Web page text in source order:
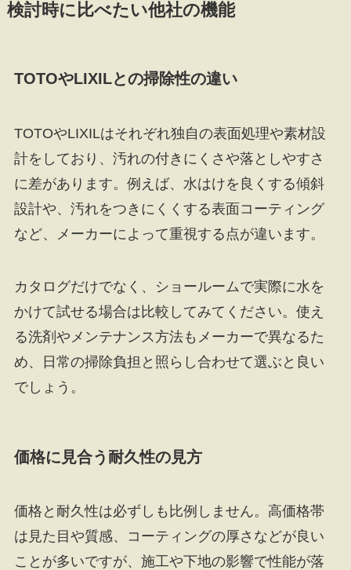
検討時に比べたい他社の機能
TOTOやLIXILとの掃除性の違い
TOTOやLIXILはそれぞれ独自の表面処理や素材設
計をしており、汚れの付きにくさや落としやすさ
に差があります。例えば、水はけを良くする傾斜
設計や、汚れをつきにくくする表面コーティング
など、メーカーによって重視する点が違います。
カタログだけでなく、ショールームで実際に水を
かけて試せる場合は比較してみてください。使え
る洗剤やメンテナンス方法もメーカーで異なるた
め、日常の掃除負担と照らし合わせて選ぶと良い
でしょう。
価格に見合う耐久性の見方
価格と耐久性は必ずしも比例しません。高価格帯
は見た目や質感、コーティングの厚さなどが良い
ことが多いですが、施工や下地の影響で性能が落